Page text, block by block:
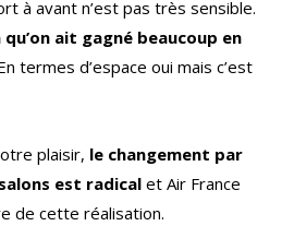
à avant n’est pas très sensible.
ait gagné beaucoup en
termes d’espace oui mais c’est
plaisir, le changement par
est radical et Air France
de cette réalisation.